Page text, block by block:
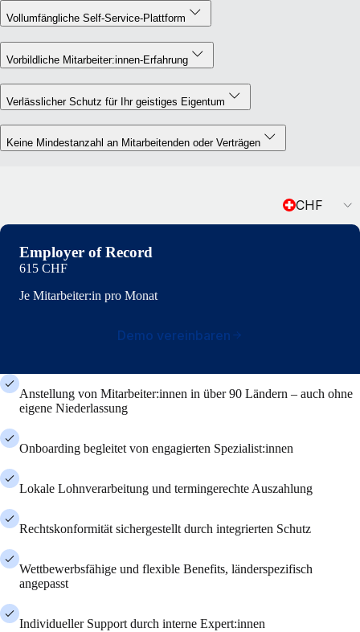
Vollumfängliche Self-Service-Plattform
Vorbildliche Mitarbeiter:innen-Erfahrung
Verlässlicher Schutz für Ihr geistiges Eigentum
Keine Mindestanzahl an Mitarbeitenden oder Verträgen
CHF
Employer of Record
615 CHF
Je Mitarbeiter:in pro Monat
Demo vereinbaren
Anstellung von Mitarbeiter:innen in über 90 Ländern – auch ohne
eigene Niederlassung
Onboarding begleitet von engagierten Spezialist:innen
Lokale Lohnverarbeitung und termingerechte Auszahlung
Rechtskonformität sichergestellt durch integrierten Schutz
Wettbewerbsfähige und flexible Benefits, länderspezifisch
angepasst
Individueller Support durch interne Expert:innen